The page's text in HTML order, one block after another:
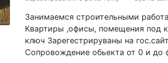
Занимаемся строительными
Квартиры ,офисы, помещения под
ключ Зарегестрируваны на
Сопровождение обьекта от 0 и до